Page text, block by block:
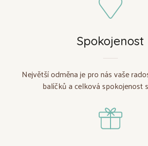
Spokojenost
Největší odměna je pro nás vaše
balíčků a celková spokojenost